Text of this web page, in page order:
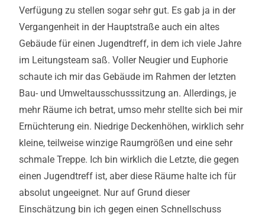
Verfügung zu stellen sogar sehr gut. Es gab ja in der
Vergangenheit in der Hauptstraße auch ein altes
Gebäude für einen Jugendtreff, in dem ich viele Jahre
im Leitungsteam saß. Voller Neugier und Euphorie
schaute ich mir das Gebäude im Rahmen der letzten
Bau- und Umweltausschusssitzung an. Allerdings, je
mehr Räume ich betrat, umso mehr stellte sich bei mir
Ernüchterung ein. Niedrige Deckenhöhen, wirklich sehr
kleine, teilweise winzige Raumgrößen und eine sehr
schmale Treppe. Ich bin wirklich die Letzte, die gegen
einen Jugendtreff ist, aber diese Räume halte ich für
absolut ungeeignet. Nur auf Grund dieser
Einschätzung bin ich gegen einen Schnellschuss